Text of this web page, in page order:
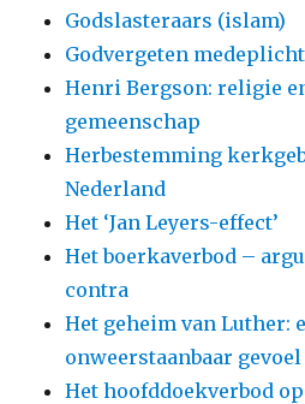
Godslasteraars (islam)
Godvergeten
Henri Bergson: religie
gemeenschap
Herbestemming
Nederland
Het ‘Jan Leyers-effect’
Het boerkaverbod –
contra
Het geheim van Luther:
onweerstaanbaar
Het hoofddoekverbod